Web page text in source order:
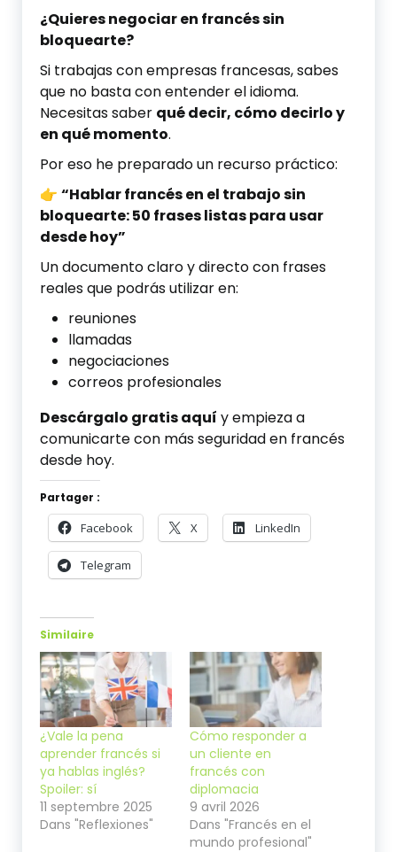
¿Quieres negociar en francés sin
bloquearte?
Si trabajas con empresas francesas, sabes
que no basta con entender el idioma.
Necesitas saber qué decir, cómo decirlo y
en qué momento.
Por eso he preparado un recurso práctico:
👉 “Hablar francés en el trabajo sin
bloquearte: 50 frases listas para usar
desde hoy”
Un documento claro y directo con frases
reales que podrás utilizar en:
reuniones
llamadas
negociaciones
correos profesionales
Descárgalo gratis aquí y empieza a
comunicarte con más seguridad en francés
desde hoy.
Partager :
Facebook X LinkedIn
Telegram
Similaire
¿Vale la pena
aprender francés si
ya hablas inglés?
Spoiler: sí
11 septembre 2025
Dans "Reflexiones"
Cómo responder a
un cliente en
francés con
diplomacia
9 avril 2026
Dans "Francés en el
mundo profesional"